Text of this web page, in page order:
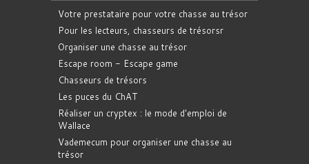
Votre prestataire pour votre chasse au trésor
Pour les lecteurs, chasseurs de trésorsr
Organiser une chasse au trésor
Escape room - Escape game
Chasseurs de trésors
Les puces du ChAT
Réaliser un cryptex : le mode d'emploi de
Wallace
Vademecum pour organiser une chasse au
trésor